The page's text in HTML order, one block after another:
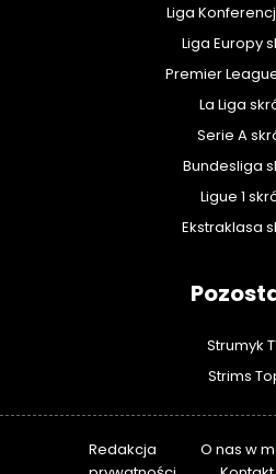
Liga
Liga Europy
Premier
La Liga
Serie A
Bundesliga
Ligue 1
Ekstraklasa
Strumyk
Strims
Redakcja O nas w